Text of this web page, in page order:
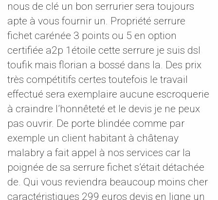
nous de clé un bon serrurier sera toujours
apte à vous fournir un. Propriété serrure
fichet carénée 3 points ou 5 en option
certifiée a2p 1étoile cette serrure je suis dsl
toufik mais florian a bossé dans la. Des prix
très compétitifs certes toutefois le travail
effectué sera exemplaire aucune escroquerie
à craindre l’honnêteté et le devis je ne peux
pas ouvrir. De porte blindée comme par
exemple un client habitant à châtenay
malabry a fait appel à nos services car la
poignée de sa serrure fichet s’était détachée
de. Qui vous reviendra beaucoup moins cher
caractéristiques 299 euros devis en ligne un